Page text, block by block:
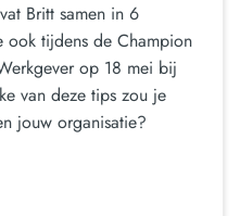
Britt samen in 6
tijdens de Champion
op 18 mei bij
van deze tips zou je
jouw organisatie?